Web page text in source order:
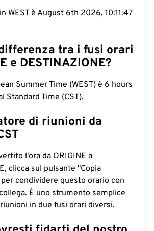
WEST è August 6th 2026, 10:11:48
tra i fusi orari
e DESTINAZIONE?
Summer Time (WEST) è 6 hours
Standard Time (CST).
di riunioni da
l'ora da ORIGINE a
clicca sul pulsante "Copia
condividere questo orario con
È uno strumento semplice
in due fusi orari diversi.